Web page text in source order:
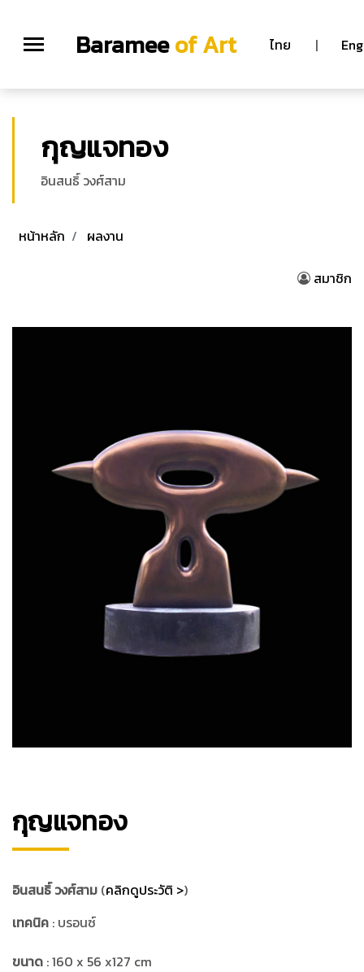
Barameeof Art ไทย | Eng
กุญแจทอง
อินสนธิ์ วงศ์สาม
หน้าหลัก ผลงาน
สมาชิก
กุญแจทอง
อินสนธิ์ วงศ์สาม (คลิกดูประวัติ >)
เทคนิค : บรอนซ์
ขนาด : 160 x 56 x127 cm